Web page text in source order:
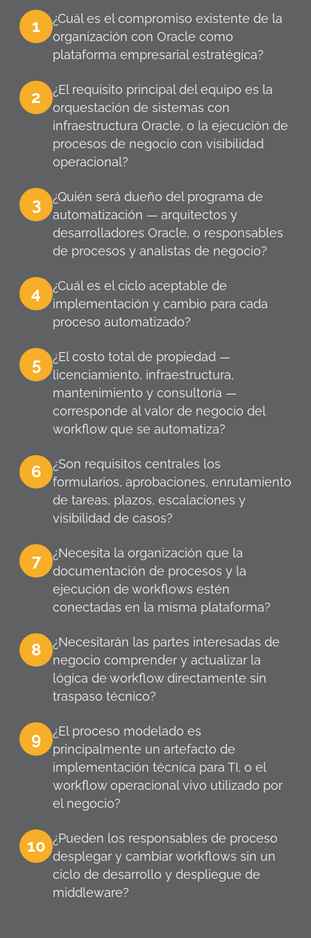
1
¿Cuál es el compromiso existente de la
organización con Oracle como
plataforma empresarial estratégica?
2
¿El requisito principal del equipo es la
orquestación de sistemas con
infraestructura Oracle, o la ejecución de
procesos de negocio con visibilidad
operacional?
3
¿Quién será dueño del programa de
automatización — arquitectos y
desarrolladores Oracle, o responsables
de procesos y analistas de negocio?
4
¿Cuál es el ciclo aceptable de
implementación y cambio para cada
proceso automatizado?
5
¿El costo total de propiedad —
licenciamiento, infraestructura,
mantenimiento y consultoría —
corresponde al valor de negocio del
workflow que se automatiza?
6
¿Son requisitos centrales los
formularios, aprobaciones, enrutamiento
de tareas, plazos, escalaciones y
visibilidad de casos?
7
¿Necesita la organización que la
documentación de procesos y la
ejecución de workflows estén
conectadas en la misma plataforma?
8
¿Necesitarán las partes interesadas de
negocio comprender y actualizar la
lógica de workflow directamente sin
traspaso técnico?
9
¿El proceso modelado es
principalmente un artefacto de
implementación técnica para TI, o el
workflow operacional vivo utilizado por
el negocio?
10 ¿Pueden los responsables de proceso
desplegar y cambiar workflows sin un
ciclo de desarrollo y despliegue de
middleware?